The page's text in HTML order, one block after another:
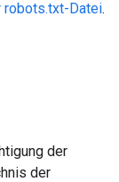
robots.txt-Datei.
der
der